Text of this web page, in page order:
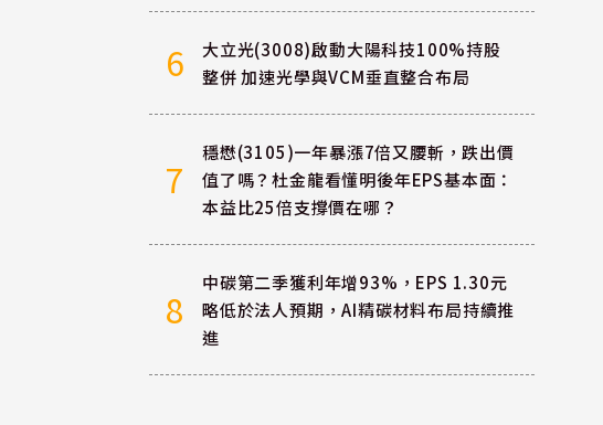
6
大立光(3008)啟動大陽科技100%持股
整併 加速光學與VCM垂直整合布局
7
穩懋(3105)一年暴漲7倍又腰斬，跌出價
值了嗎？杜金龍看懂明後年EPS基本面：
本益比25倍支撐價在哪？
8
中碳第二季獲利年增93%，EPS 1.30元
略低於法人預期，AI精碳材料布局持續推
進